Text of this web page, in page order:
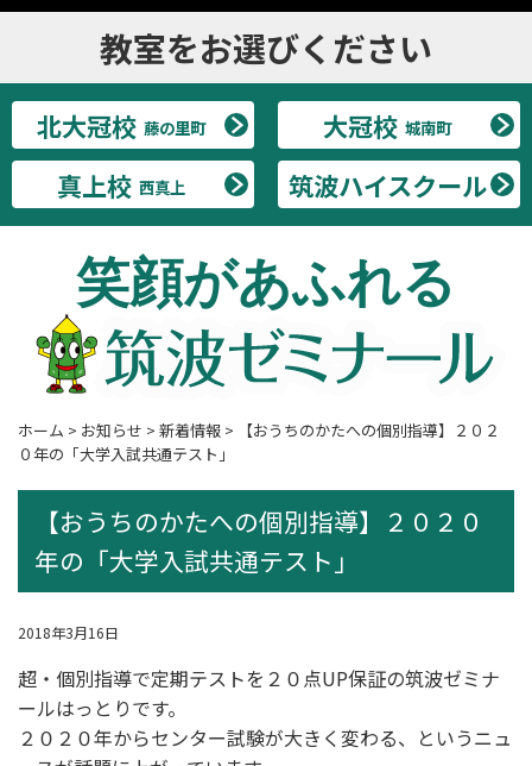
教室をお選びください
北大冠校 藤の里町 大冠校 城南町
真上校 西真上 筑波ハイスクール
笑顔があふれる
ホーム > お知らせ > 新着情報 >
【おうちのかたへの個別指導】２０２
０年の「大学入試共通テスト」
【おうちのかたへの個別指導】２０２０
年の「大学入試共通テスト」
2018年3月16日
超・個別指導で定期テストを２０点UP保証の筑波ゼミナ
ールはっとりです。
２０２０年からセンター試験が大きく変わる、というニュ